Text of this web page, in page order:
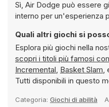
Sì, Air Dodge può essere giocato in modalità schermo
interno per un'esperienza
Quali altri giochi si
Esplora più giochi nella
scopri i titoli più famosi
Incremental, Basket Slam,
Tutti disponibili in questo
Categoria: Giochi di abilità